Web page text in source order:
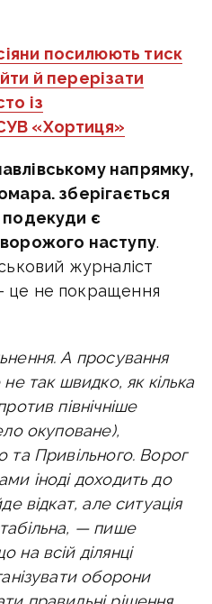
посилюють тиск
й перерізати
із
«Хортиця»
напрямку,
зберігається
подекуди є
ворожого наступу.
журналіст
це не покращення
А просування
так швидко, як кілька
північніше
окуповане),
та Привільного. Ворог
іноді доходить до
відкат, але ситуація
— пише
на всій ділянці
оборони